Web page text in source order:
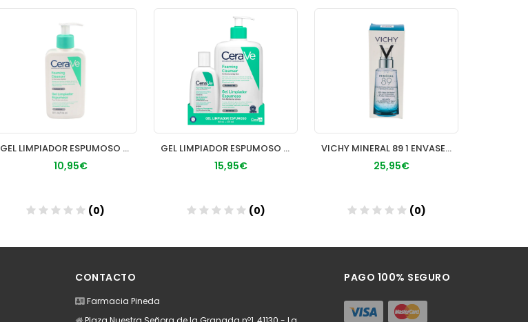
GEL LIMPIADOR ESPUMOSO CERAVE 1 ENVASE 236 ML
10,95€
(0)
GEL LIMPIADOR ESPUMOSO CERAVE 1 ENVASE 473 ML
15,95€
(0)
VICHY MINERAL 89 1 ENVASE 50 ML
25,95€
(0)
CONTACTO
Farmacia Pineda
PAGO 100% SEGURO